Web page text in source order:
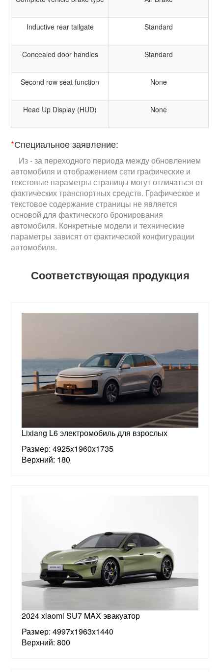
Inductive rear tailgate Standard
Concealed door handles Standard
Second row seat function None
Head Up Display (HUD) None
*Специальное заявление:
Из - за переходного периода между обновлением
автомобиля и отображением сети графические и
текстовые параметры страницы могут отличаться от
фактических транспортных средств. Графическое и
текстовое содержание страницы не является
основой для фактического бронирования
автомобиля. Конкретные модели и технические
параметры зависят от фактической конфигурации
автомобиля.
Соответствующая продукция
Lixiang L6 электромобиль для взрослых
Размер: 4925x1960x1735
Верхний: 180
2024 xiaomi SU7 MAX эвакуатор
Размер: 4997x1963x1440
Верхний: 800